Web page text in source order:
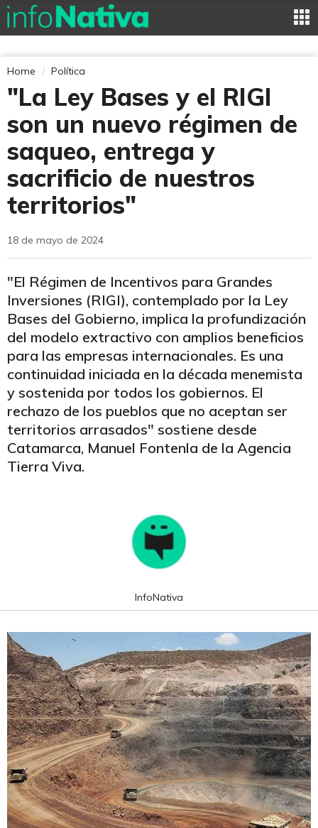
Home Política
"La Ley Bases y el RIGI
son un nuevo régimen de
saqueo, entrega y
sacrificio de nuestros
territorios"
18 de mayo de 2024
"El Régimen de Incentivos para Grandes
Inversiones (RIGI), contemplado por la Ley
Bases del Gobierno, implica la profundización
del modelo extractivo con amplios beneficios
para las empresas internacionales. Es una
continuidad iniciada en la década menemista
y sostenida por todos los gobiernos. El
rechazo de los pueblos que no aceptan ser
territorios arrasados" sostiene desde
Catamarca, Manuel Fontenla de la Agencia
Tierra Viva.
InfoNativa